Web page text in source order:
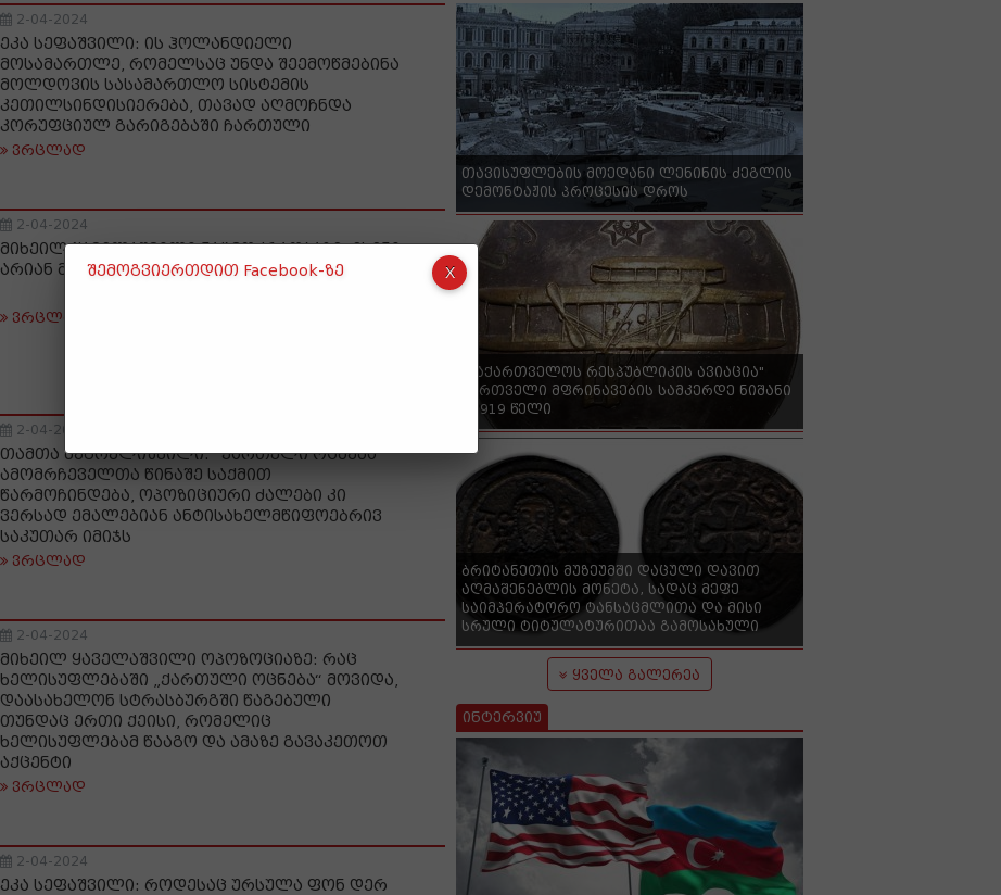
2-04-2024
ეკა სეფაშვილი: ის ჰოლანდიელი
მოსამართლე, რომელსაც უნდა შეემოწმებინა
მოლდოვის სასამართლო სისტემის
კეთილსინდისიერება, თავად აღმოჩნდა
კორუფციულ გარიგებაში ჩართული
ვრცლად
2-04-2024
მიხეილ ყაველაშვილი ნაცმოძრაობაზე: ესენი
არიან მტრები, ჩვეულებრივი აგენტები
ვრცლად
2-04-2024
თამთა მეგრელიშვილი: "ქართული ოცნება"
ამომრჩეველთა წინაშე საქმით
წარმოჩინდება, ოპოზიციური ძალები კი
ვერსად ემალებიან ანტისახელმწიფოებრივ
საკუთარ იმიჯს
ვრცლად
2-04-2024
მიხეილ ყაველაშვილი ოპოზოციაზე: რაც
ხელისუფლებაში „ქართული ოცნება“ მოვიდა,
დაასახელონ სტრასბურგში წაგებული
თუნდაც ერთი ქეისი, რომელიც
ხელისუფლებამ წააგო და ამაზე გავაკეთოთ
აქცენტი
ვრცლად
2-04-2024
ეკა სეფაშვილი: როდესაც ურსულა ფონ დერ
თავისუფლების მოედანი ლენინის ძეგლის
დემონტაჟის პროცესის დროს
"საქართველოს რესპუბლიკის ავიაცია"
ქართველი მფრინავების სამკერდე ნიშანი
- 1919 წელი
ბრიტანეთის მუზეუმში დაცული დავით
აღმაშენებლის მონეტა, სადაც მეფე
საიმპერატორო ტანსაცმლითა და მისი
სრული ტიტულატურითაა გამოსახული
ყველა გალერეა
ინტერვიუ
შემოგვიერთდით Facebook-ზე